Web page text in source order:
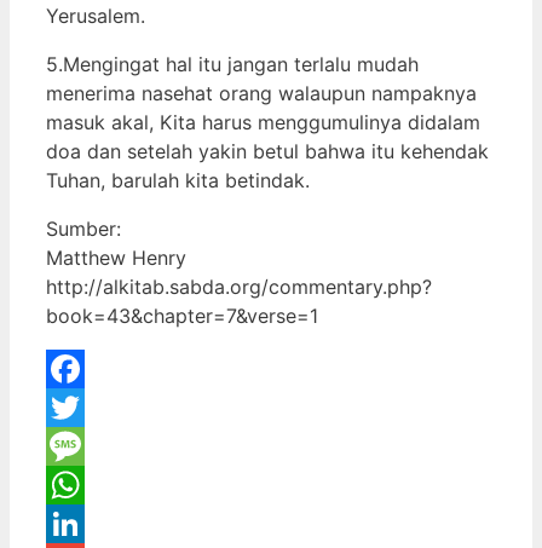
Yerusalem.
5.Mengingat hal itu jangan terlalu mudah
menerima nasehat orang walaupun nampaknya
masuk akal, Kita harus menggumulinya didalam
doa dan setelah yakin betul bahwa itu kehendak
Tuhan, barulah kita betindak.
Sumber:
Matthew Henry
http://alkitab.sabda.org/commentary.php?
book=43&chapter=7&verse=1
Facebook
Twitter
Message
WhatsApp